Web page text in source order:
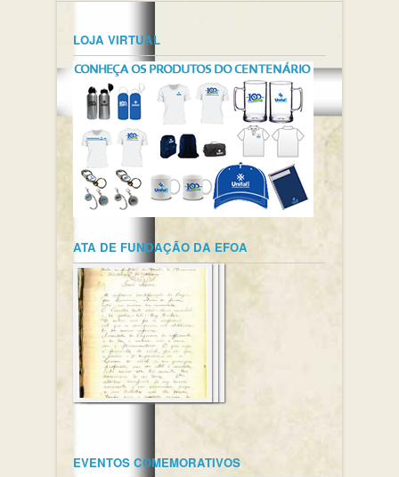
LOJA VIRTUAL
ATA DE FUNDAÇÃO DA EFOA
EVENTOS COMEMORATIVOS